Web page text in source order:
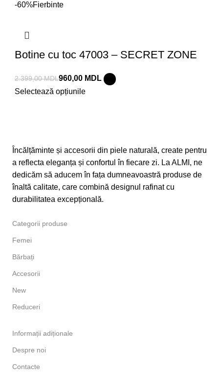
-60%Fierbinte
Botine cu toc 47003 – SECRET ZONE
2.399,00MDL960,00 MDL
Selectează opțiunile
Încălțăminte și accesorii din piele naturală, create pentru
a reflecta eleganța și confortul în fiecare zi. La ALMI, ne
dedicăm să aducem în fața dumneavoastră produse de
înaltă calitate, care combină designul rafinat cu
durabilitatea excepțională.
Categorii produse
Femei
Bărbați
Accesorii
New
Reduceri
Informații adiționale
Despre noi
Contacte